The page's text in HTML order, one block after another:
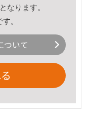
なります。
。
ついて